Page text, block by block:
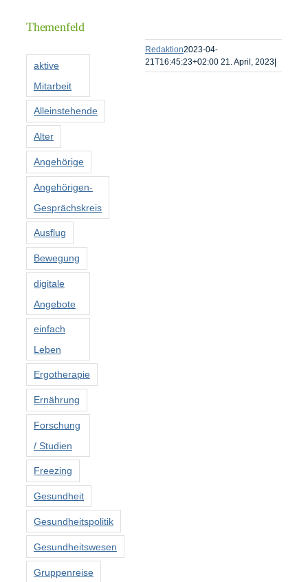
Förderer
Redaktion2023-04-
21T16:45:23+02:00 21. April, 2023
Themenfeld
aktive
Mitarbeit
Alleinstehende
Alter
Angehörige
Angehörigen-
Gesprächskreis
Ausflug
Bewegung
digitale
Angebote
einfach
Leben
Ergotherapie
Ernährung
Forschung
/ Studien
Freezing
Gesundheit
Gesundheitspolitik
Gesundheitswesen
Gruppenreise